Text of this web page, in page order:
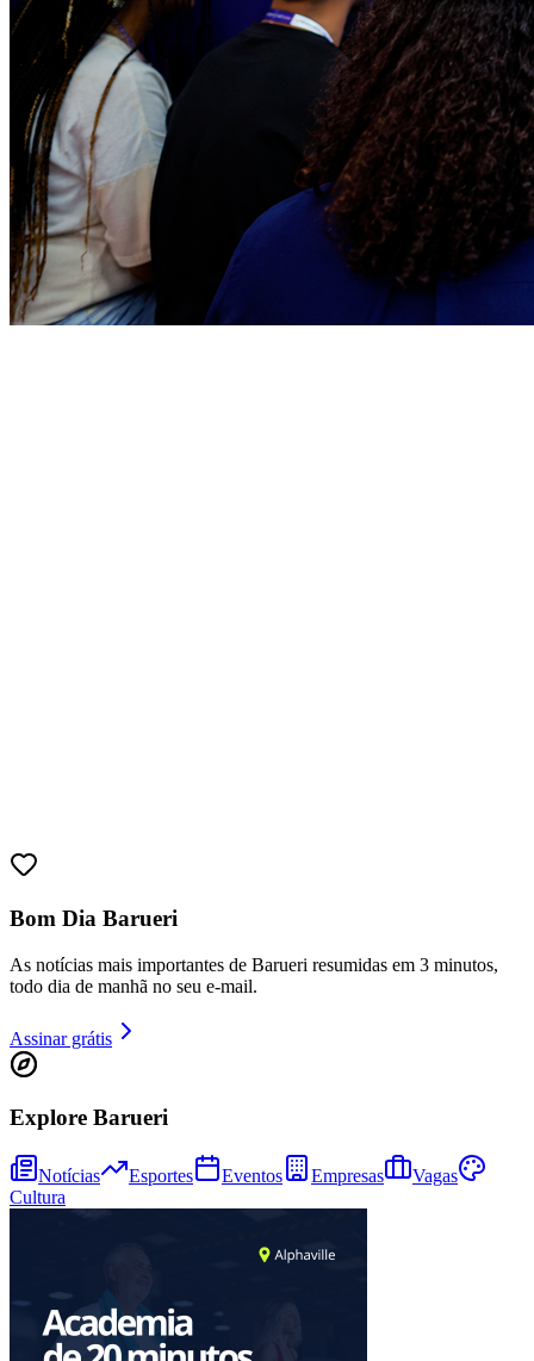
Cruzeiro
Bom Dia Barueri
As notícias mais importantes de Barueri resumidas em 3 minutos,
todo dia de manhã no seu e-mail.
Assinar grátis
Explore Barueri
Notícias Esportes Eventos Empresas
Vagas
Cultura